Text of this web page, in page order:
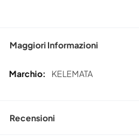
Maggiori Informazioni
Maggiori
KELEMATA
Recensioni